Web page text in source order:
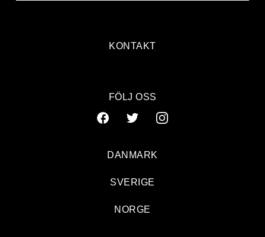
KONTAKT
FÖLJ OSS
DANMARK
SVERIGE
NORGE